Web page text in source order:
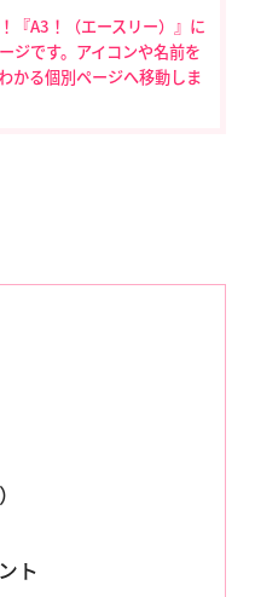
『A3！（エースリー）』に
ジです。アイコンや名前を
かる個別ページへ移動しま
ト